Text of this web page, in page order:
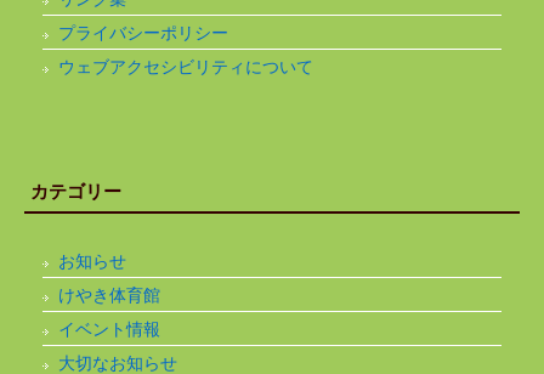
プライバシーポリシー
ウェブアクセシビリティについて
カテゴリー
お知らせ
けやき体育館
イベント情報
大切なお知らせ